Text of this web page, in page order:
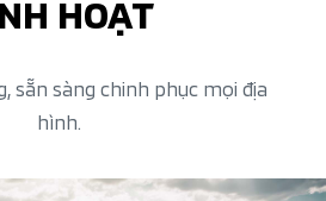
TIỆN ÍCH
HOẠT​
sẵn sàng chinh phục mọi địa
hình.​